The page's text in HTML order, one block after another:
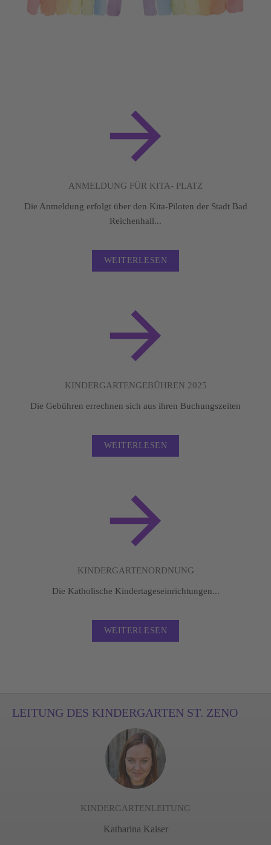
ANMELDUNG FÜR KITA- PLATZ
Die Anmeldung erfolgt über den Kita-Piloten der Stadt Bad
Reichenhall...
WEITERLESEN
KINDERGARTENGEBÜHREN 2025
Die Gebühren errechnen sich aus ihren Buchungszeiten
WEITERLESEN
KINDERGARTENORDNUNG
Die Katholische Kindertageseinrichtungen...
WEITERLESEN
LEITUNG DES KINDERGARTEN ST. ZENO
KINDERGARTENLEITUNG
Katharina Kaiser